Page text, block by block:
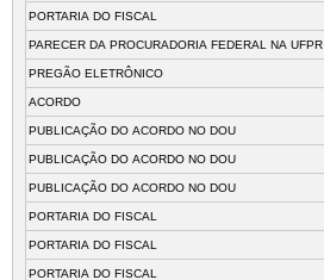
PORTARIA DO FISCAL
PARECER DA PROCURADORIA FEDERAL NA UFPR
PREGÃO ELETRÔNICO
ACORDO
PUBLICAÇÃO DO ACORDO NO DOU
PUBLICAÇÃO DO ACORDO NO DOU
PUBLICAÇÃO DO ACORDO NO DOU
PORTARIA DO FISCAL
PORTARIA DO FISCAL
PORTARIA DO FISCAL